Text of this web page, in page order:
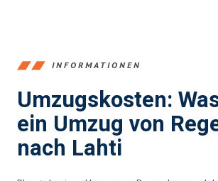
INFORMATIONEN
Umzugskosten:
ein Umzug von
nach Lahti